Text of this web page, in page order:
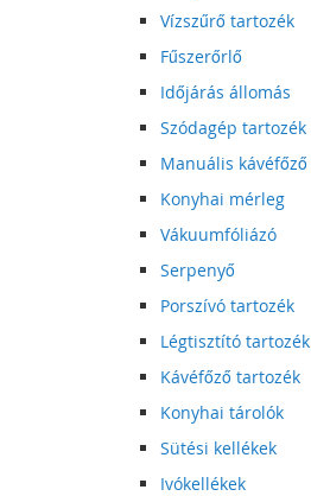
Vízszűrő tartozék
Fűszerőrlő
Időjárás állomás
Szódagép tartozék
Manuális kávéfőző
Konyhai mérleg
Vákuumfóliázó
Serpenyő
Porszívó tartozék
Légtisztító tartozék
Kávéfőző tartozék
Konyhai tárolók
Sütési kellékek
Ivókellékek